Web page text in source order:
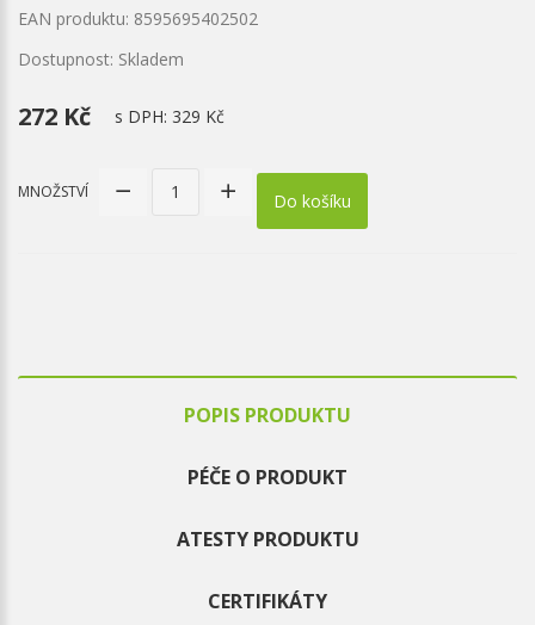
EAN produktu: 8595695402502
Dostupnost: Skladem
272 Kč s DPH: 329 Kč
MNOŽSTVÍ Do košíku
POPIS PRODUKTU
PÉČE O PRODUKT
ATESTY PRODUKTU
CERTIFIKÁTY